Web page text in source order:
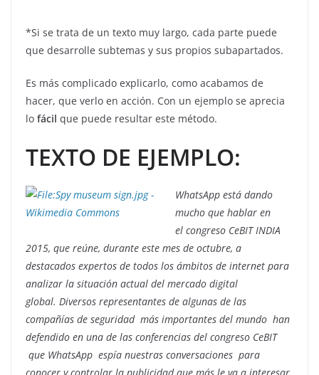
*Si se trata de un texto muy largo, cada parte puede
que desarrolle subtemas y sus propios subapartados.
Es más complicado explicarlo, como acabamos de
hacer, que verlo en acción. Con un ejemplo se aprecia
lo fácil que puede resultar este método.
TEXTO DE EJEMPLO:
WhatsApp está dando
mucho que hablar en
el congreso CeBIT INDIA
2015, que reúne, durante este mes de octubre, a
destacados expertos de todos los ámbitos de internet para
analizar la situación actual del mercado digital
global. Diversos representantes de algunas de las
compañías de seguridad más importantes del mundo han
defendido en una de las conferencias del congreso CeBIT
que WhatsApp espía nuestras conversaciones para